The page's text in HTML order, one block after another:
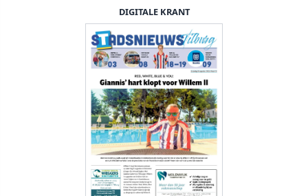
DIGITALE KRANT